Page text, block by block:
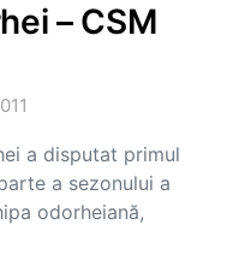
– CSM
a disputat primul
a sezonului a
odorheiană,